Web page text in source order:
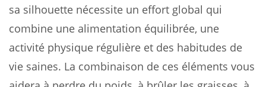
sa silhouette nécessite un effort global qui
combine une alimentation équilibrée, une
activité physique régulière et des habitudes de
vie saines. La combinaison de ces éléments vous